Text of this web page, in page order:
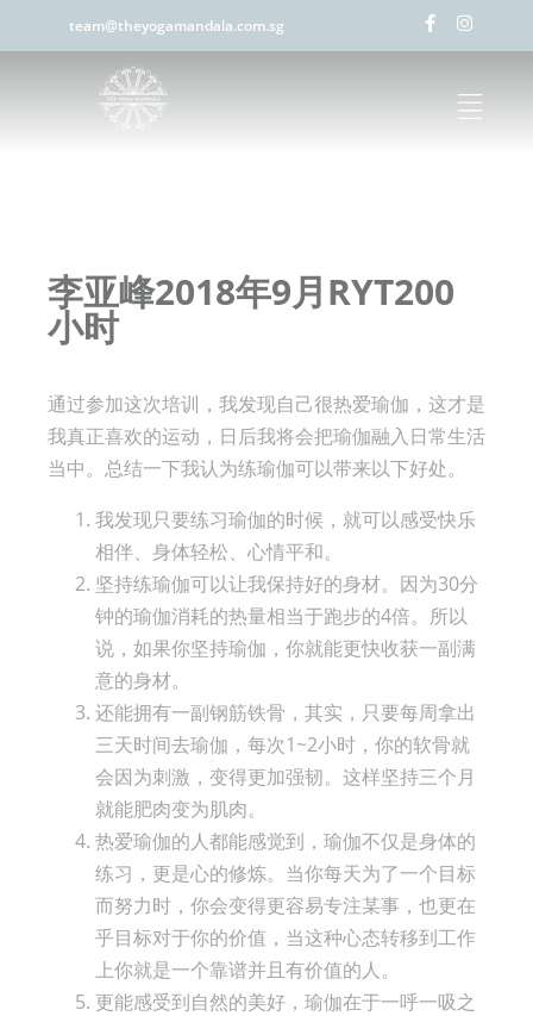
team@theyogamandala.com.sg
李亚峰2018年9月RYT200
小时
通过参加这次培训，我发现自己很热爱瑜伽，这才是
我真正喜欢的运动，日后我将会把瑜伽融入日常生活
当中。总结一下我认为练瑜伽可以带来以下好处。
我发现只要练习瑜伽的时候，就可以感受快乐
相伴、身体轻松、心情平和。
坚持练瑜伽可以让我保持好的身材。因为30分
钟的瑜伽消耗的热量相当于跑步的4倍。所以
说，如果你坚持瑜伽，你就能更快收获一副满
意的身材。
还能拥有一副钢筋铁骨，其实，只要每周拿出
三天时间去瑜伽，每次1~2小时，你的软骨就
会因为刺激，变得更加强韧。这样坚持三个月
就能肥肉变为肌肉。
热爱瑜伽的人都能感觉到，瑜伽不仅是身体的
练习，更是心的修炼。当你每天为了一个目标
而努力时，你会变得更容易专注某事，也更在
乎目标对于你的价值，当这种心态转移到工作
上你就是一个靠谱并且有价值的人。
更能感受到自然的美好，瑜伽在于一呼一吸之